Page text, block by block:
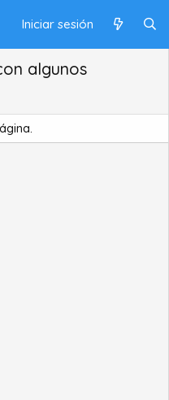
Iniciar sesión
algunos